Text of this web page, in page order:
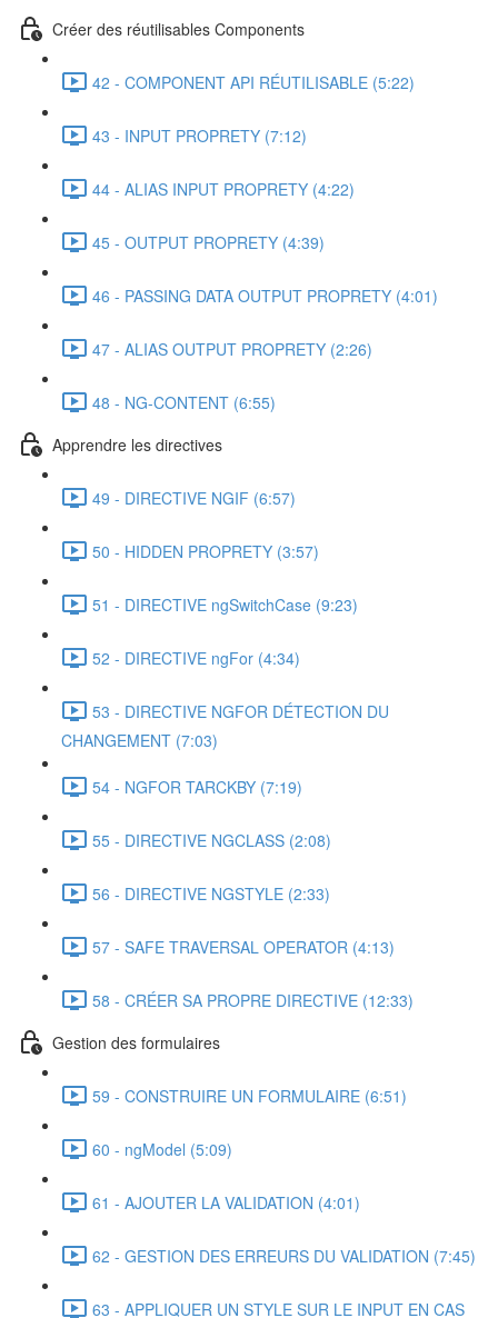
Créer des réutilisables Components
42 - COMPONENT API RÉUTILISABLE (5:22)
43 - INPUT PROPRETY (7:12)
44 - ALIAS INPUT PROPRETY (4:22)
45 - OUTPUT PROPRETY (4:39)
46 - PASSING DATA OUTPUT PROPRETY (4:01)
47 - ALIAS OUTPUT PROPRETY (2:26)
48 - NG-CONTENT (6:55)
Apprendre les directives
49 - DIRECTIVE NGIF (6:57)
50 - HIDDEN PROPRETY (3:57)
51 - DIRECTIVE ngSwitchCase (9:23)
52 - DIRECTIVE ngFor (4:34)
53 - DIRECTIVE NGFOR DÉTECTION DU
CHANGEMENT (7:03)
54 - NGFOR TARCKBY (7:19)
55 - DIRECTIVE NGCLASS (2:08)
56 - DIRECTIVE NGSTYLE (2:33)
57 - SAFE TRAVERSAL OPERATOR (4:13)
58 - CRÉER SA PROPRE DIRECTIVE (12:33)
Gestion des formulaires
59 - CONSTRUIRE UN FORMULAIRE (6:51)
60 - ngModel (5:09)
61 - AJOUTER LA VALIDATION (4:01)
62 - GESTION DES ERREURS DU VALIDATION (7:45)
63 - APPLIQUER UN STYLE SUR LE INPUT EN CAS